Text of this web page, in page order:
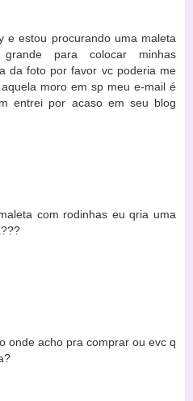
e estou procurando uma maleta
para colocar minhas
da foto por favor vc poderia me
moro em sp meu e-mail é
entrei por acaso em seu blog
com rodinhas eu qria uma
onde acho pra comprar ou evc q